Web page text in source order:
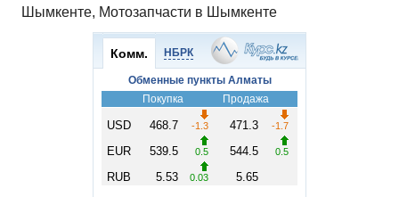
Шымкенте, Мотозапчасти в Шымкенте